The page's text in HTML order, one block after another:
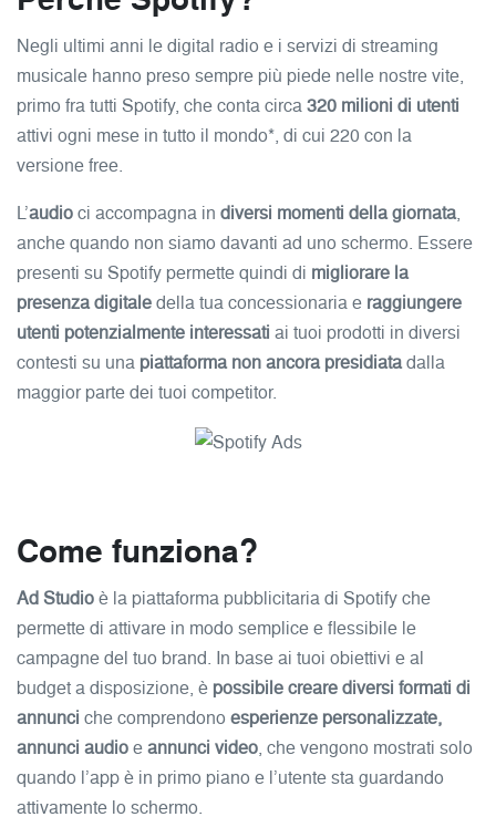
Negli ultimi anni le digital radio e i servizi di streaming
musicale hanno preso sempre più piede nelle nostre vite,
primo fra tutti Spotify, che conta circa320 milioni di utenti
attivi ogni mese in tutto il mondo*, di cui 220 con la
versione free.
L’audioci accompagna in diversi momenti della giornata,
anche quando non siamo davanti ad uno schermo. Essere
presenti su Spotify permette quindi di migliorare la
presenza digitaledella tua concessionaria e raggiungere
utenti potenzialmente interessati ai tuoi prodotti in diversi
contesti su una piattaforma non ancora presidiatadalla
maggior parte dei tuoi competitor.
Come funziona?
Ad Studioè la piattaforma pubblicitaria di Spotify che
permette di attivare in modo semplice e flessibile le
campagne del tuo brand. In base ai tuoi obiettivi e al
budget a disposizione, è possibile creare diversi formati di
annunci che comprendono esperienze personalizzate,
annunci audioeannunci video, che vengono mostrati solo
quando l’app è in primo piano e l’utente sta guardando
attivamente lo schermo.